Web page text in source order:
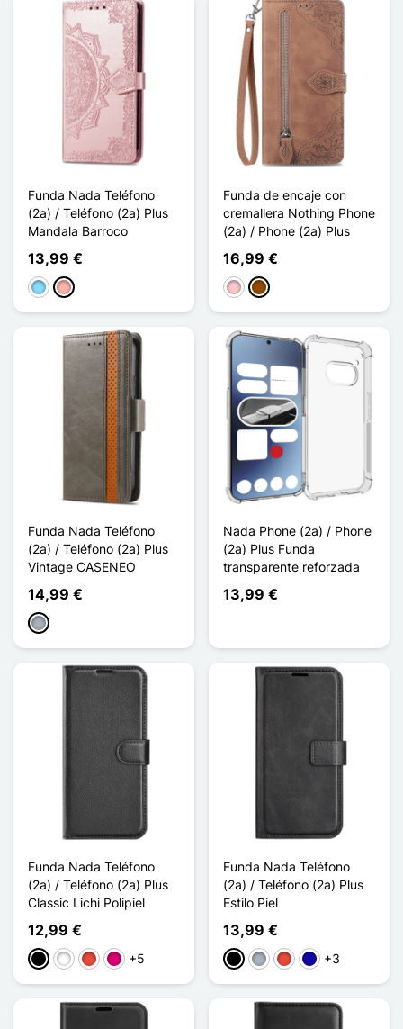
Funda Nada Teléfono
(2a) / Teléfono (2a) Plus
Mandala Barroco
13,99 €
Azul claro
Oro rosa
Funda de encaje con
cremallera Nothing Phone
(2a) / Phone (2a) Plus
16,99 €
RosaMarrón
Funda Nada Teléfono
(2a) / Teléfono (2a) Plus
Vintage CASENEO
14,99 €
Gris
Nada Phone (2a) / Phone
(2a) Plus Funda
transparente reforzada
13,99 €
Funda Nada Teléfono
(2a) / Teléfono (2a) Plus
Classic Lichi Polipiel
12,99 €
NegroBlancoRojoMagenta
+5
Funda Nada Teléfono
(2a) / Teléfono (2a) Plus
Estilo Piel
13,99 €
NegroGris RojoAzul oscuro
+3